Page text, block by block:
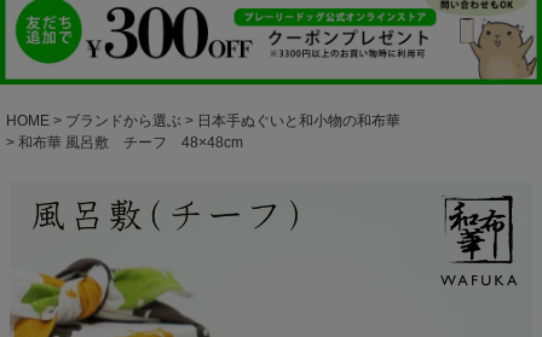
HOME ブランドから選ぶ
日本手ぬぐいと和小物の和布華
和布華 風呂敷 チーフ 48×48cm